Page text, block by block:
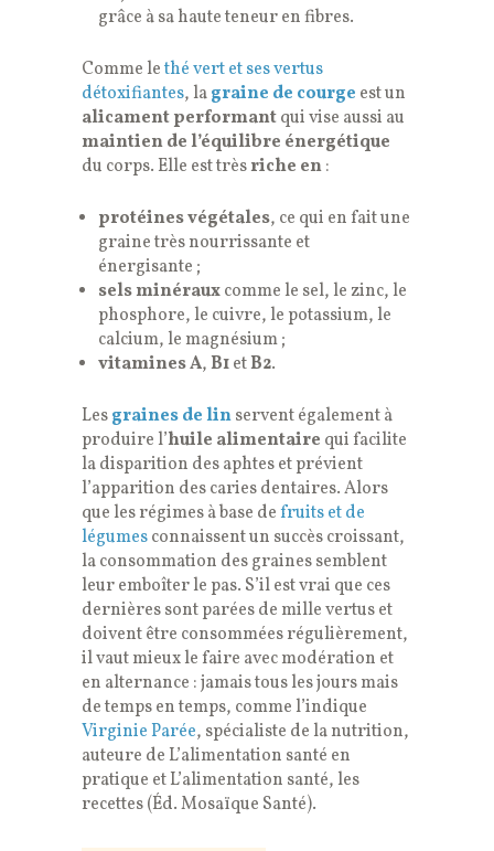
grâce à sa haute teneur en fibres.
Comme lethé vert et ses vertus
détoxifiantes, lagraine de courge est un
alicament performantqui vise aussi au
maintien de l’équilibre énergétique
du corps. Elle est trèsriche en:
protéines végétales, ce qui en fait une
graine très nourrissante et
énergisante ;
sels minérauxcomme le sel, le zinc, le
phosphore, le cuivre, le potassium, le
calcium, le magnésium ;
vitamines A,B1etB2.
Lesgraines de linservent également à
produire l’huile alimentaire qui facilite
la disparition des aphtes et prévient
l’apparition des caries dentaires. Alors
que les régimes à base defruits et de
légumesconnaissent un succès croissant,
la consommation des graines semblent
leur emboîter le pas. S’il est vrai que ces
dernières sont parées de mille vertus et
doivent être consommées régulièrement,
il vaut mieux le faire avec modération et
en alternance : jamais tous les jours mais
de temps en temps, comme l’indique
Virginie Parée, spécialiste de la nutrition,
auteure de L’alimentation santé en
pratique et L’alimentation santé, les
recettes (Éd. Mosaïque Santé).